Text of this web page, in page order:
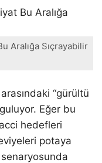
Aralığa Sıçrayabilir
“gürültü
Eğer bu
hedefleri
potaya